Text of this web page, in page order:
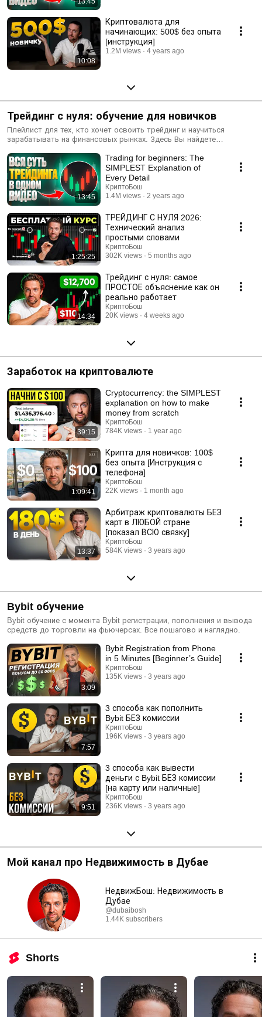
10:08
Криптовалюта для
начинающих: 500$ без опыта
[инструкция]
1.2M views 4 years ago
Трейдинг с нуля: обучение для новичков
Плейлист для тех, кто хочет освоить трейдинг и научиться
зарабатывать на финансовых рынках. Здесь Вы найдете
обучение, рабочие трейдинг стратегия для новичков и опытных
инвесторов. Мы разбираем базовые понятия, показываем
реальные примеры сделок и делимся проверенными методами.
Смотрите, учитесь и применяйте на практике
13:45
Trading for beginners: The
SIMPLEST Explanation of
Every Detail
КриптоБош
1.4M views
2 years ago
1:25:25
ТРЕЙДИНГ С НУЛЯ 2026:
Технический анализ
простыми словами
КриптоБош
302K views
5 months ago
14:34
Трейдинг с нуля: самое
ПРОСТОЕ объяснение как он
реально работает
КриптоБош
20K views
4 weeks ago
Заработок на криптовалюте
39:15
Cryptocurrency: the SIMPLEST
explanation on how to make
money from scratch
КриптоБош
784K views
1 year ago
1:09:41
Крипта для новичков: 100$
без опыта [Инструкция с
телефона]
КриптоБош
22K views
1 month ago
13:37
Арбитраж криптовалюты БЕЗ
карт в ЛЮБОЙ стране
[показал ВСЮ связку]
КриптоБош
584K views
3 years ago
Bybit обучение
Bybit обучение с момента Bybit регистрации, пополнения и вывода
средств до торговли на фьючерсах. Все пошагово и наглядно.
3:09
Bybit Registration from Phone
in 5 Minutes [Beginner’s Guide]
КриптоБош
135K views
3 years ago
7:57
3 способа как пополнить
Bybit БЕЗ комиссии
КриптоБош
196K views
3 years ago
9:51
3 способа как вывести
деньги с Bybit БЕЗ комиссии
[на карту или наличные]
КриптоБош
236K views
3 years ago
Мой канал про Недвижимость в Дубае
НедвижБош: Недвижимость в
Дубае
@dubaibosh
1.44K subscribers
Shorts